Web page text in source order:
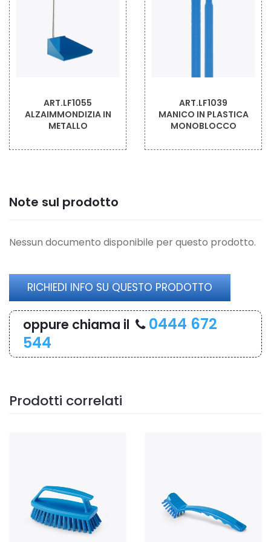
ART.LF1055
ALZAIMMONDIZIA IN
METALLO
ART.LF1039
MANICO IN PLASTICA
MONOBLOCCO
Note sul prodotto
Nessun documento disponibile per questo prodotto.
RICHIEDI INFO SU QUESTO PRODOTTO
oppure chiama il
0444 672
544
Prodotti correlati